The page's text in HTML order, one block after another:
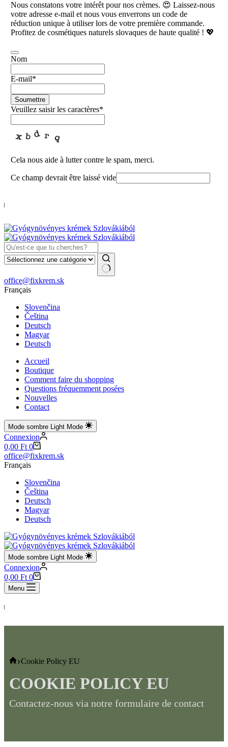
Nous constatons votre intérêt pour nos crèmes. 😍 Laissez-nous
votre adresse e-mail et nous vous enverrons un code de
réduction unique à utiliser lors de votre première commande.
Profitez de cosmétiques naturels slovaques de haute qualité ! 💖
Nom
E-mail*
Soumettre
Veuillez saisir les caractères*
Cela nous aide à lutter contre le spam, merci.
Ce champ devrait être laissé vide
Aucun
résultat
office@fixkrem.sk
Français
Slovenčina
Čeština
Deutsch
Magyar
Deutsch
Accueil
Boutique
Comment faire du shopping
Questions fréquemment posées
Nouvelles
Contact
Mode sombre Light Mode
Connexion
Panier
d’achat
0,00 Ft 0
office@fixkrem.sk
Français
Slovenčina
Čeština
Deutsch
Magyar
Deutsch
Mode sombre Light Mode
Connexion
Panier
d’achat
0,00 Ft 0
Menu
Accueil
Cookie Policy EU
COOKIE POLICY EU
Contactez-nous via notre formulaire de contact